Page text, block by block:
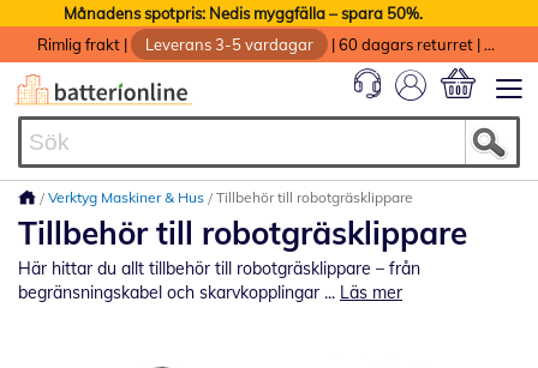
Månadens spotpris: Nedis myggfälla – spara 50%.
Rimlig frakt | Leverans 3-5 vardagar |60 dagars returret |
Verktyg Maskiner & Hus Tillbehör till robotgräsklippare
Tillbehör till robotgräsklippare
Här hittar du allt tillbehör till robotgräsklippare – från
begränsningskabel och skarvkopplingar ... Läs mer